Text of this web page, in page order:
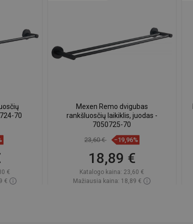
70
€
€
Mexen Remo dvigubas
rankšluosčių laikiklis, juodas -
7050725-70
23,60 € −19,96%
18,89 €
Katalogo kaina: 23,60 €
Mažiausia kaina: 18,89 €